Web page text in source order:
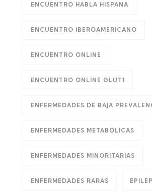
ENCUENTRO HABLA HISPANA
ENCUENTRO IBEROAMERICANO
ENCUENTRO ONLINE
ENCUENTRO ONLINE GLUT1
ENFERMEDADES DE BAJA
ENFERMEDADES METABÓLICAS
ENFERMEDADES MINORITARIAS
ENFERMEDADES RARAS